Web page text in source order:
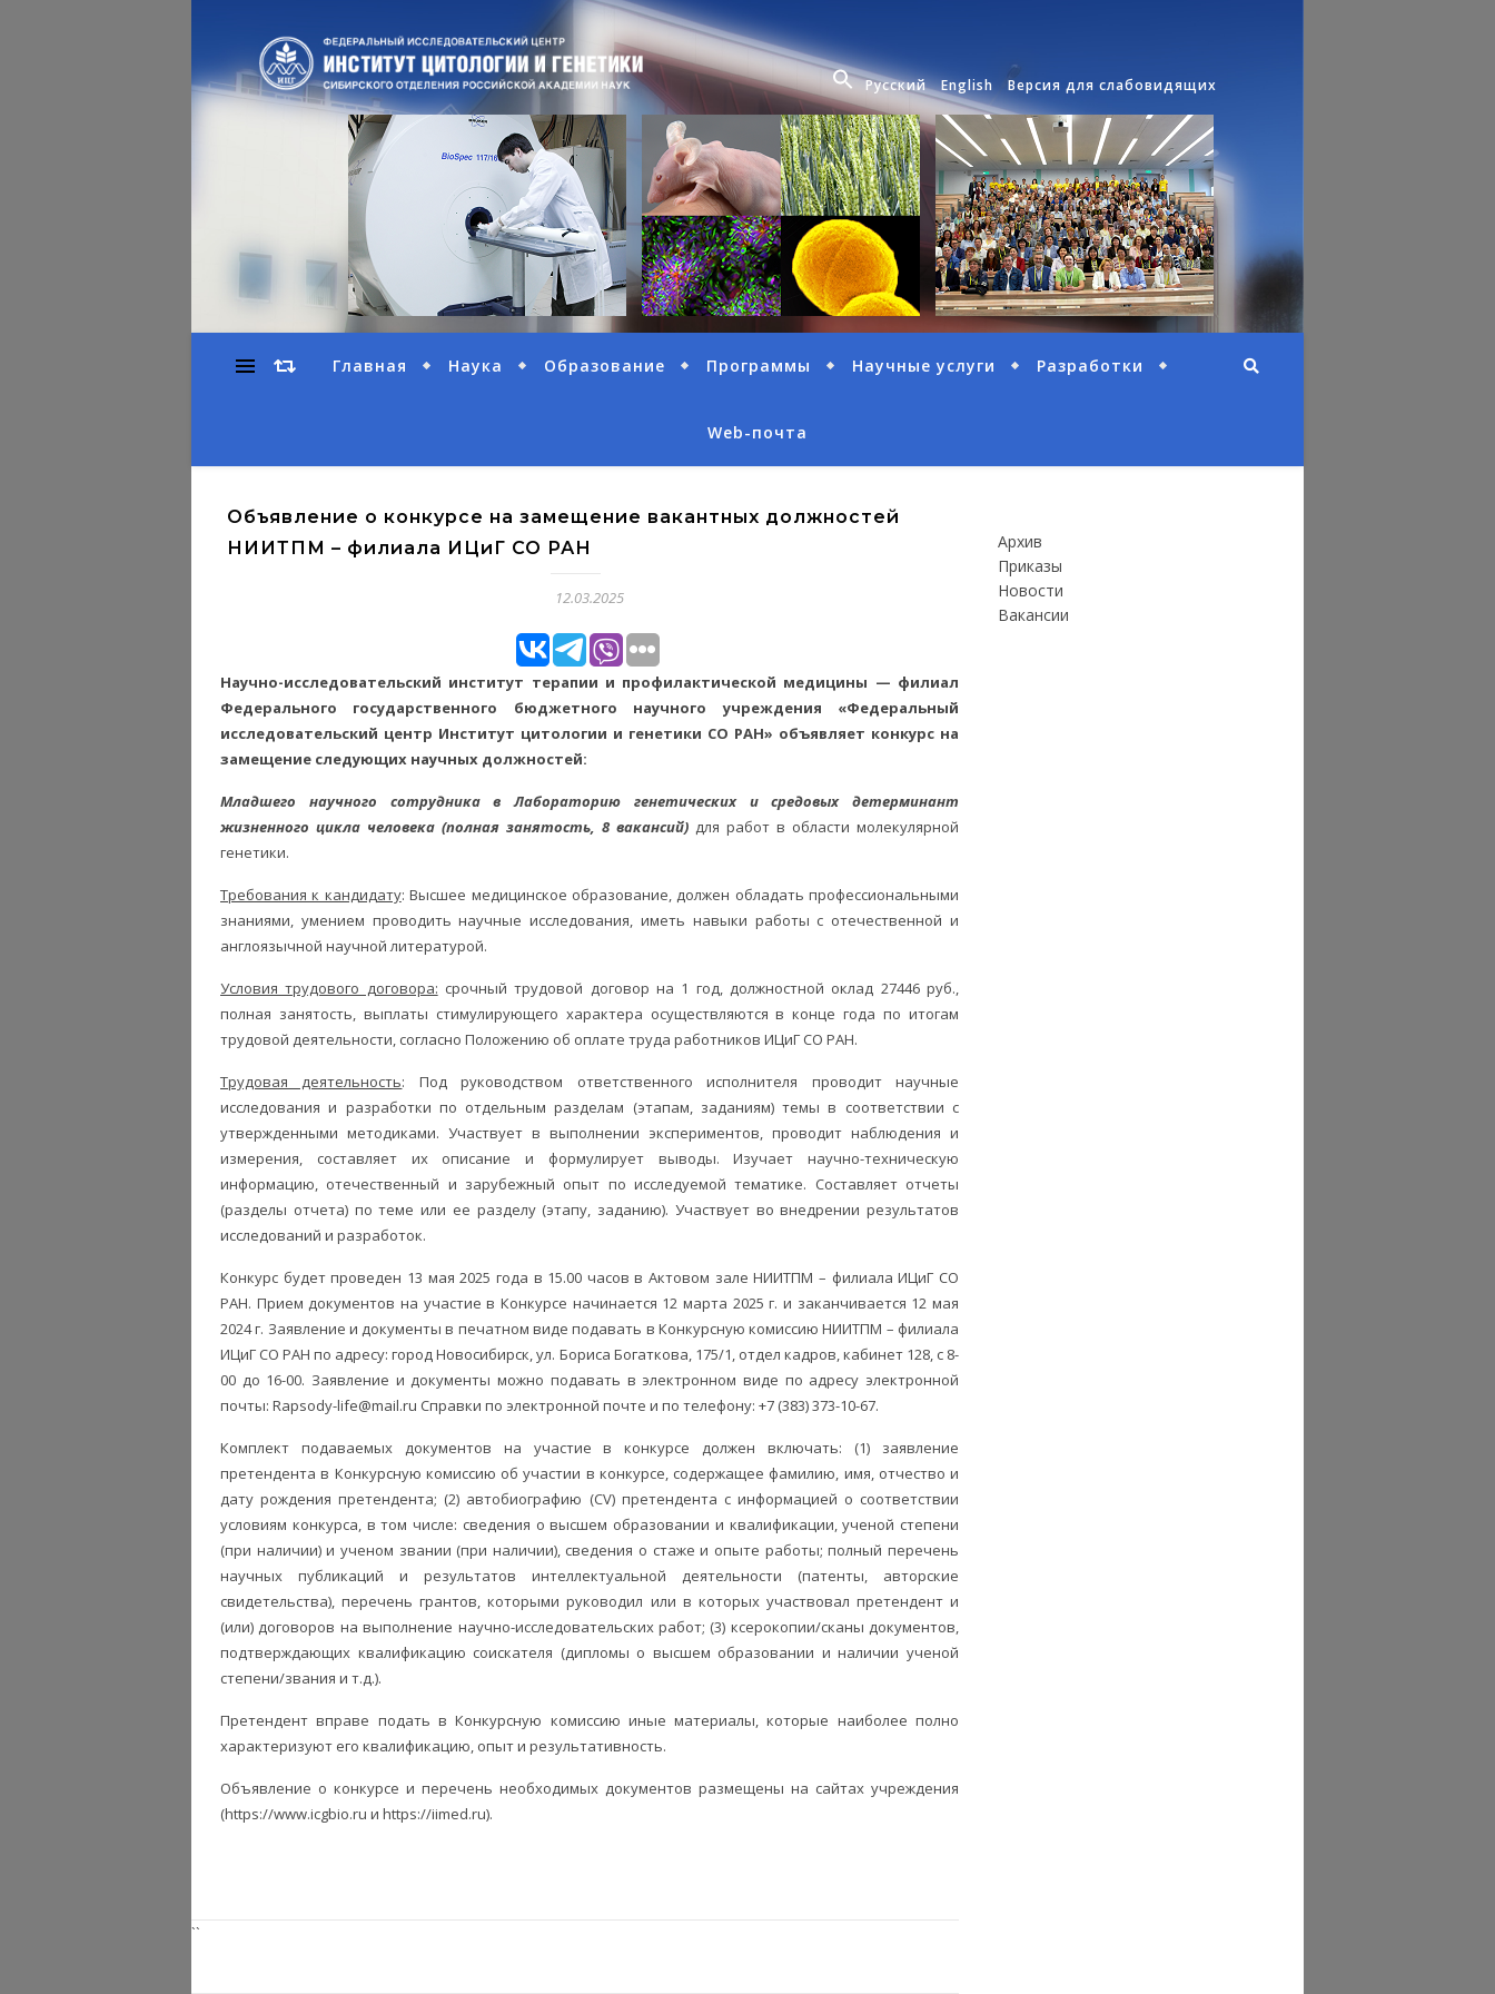
Русский English Версия для слабовидящих
Главная Наука Образование Программы Научные услуги Разработки
Web-почта
Объявление о конкурсе на замещение вакантных должностей
НИИТПМ – филиала ИЦиГ СО РАН
12.03.2025
Научно-исследовательский институт терапии и профилактической медицины — филиал
Федерального государственного бюджетного научного учреждения «Федеральный
исследовательский центр Институт цитологии и генетики СО РАН» объявляет конкурс на
замещение следующих научных должностей:
Младшего научного сотрудника в Лабораторию генетических и средовых детерминант
жизненного цикла человека (полная занятость, 8 вакансий) для работ в области молекулярной
генетики.
Требования к кандидату: Высшее медицинское образование, должен обладать профессиональными
знаниями, умением проводить научные исследования, иметь навыки работы с отечественной и
англоязычной научной литературой.
Условия трудового договора: срочный трудовой договор на 1 год, должностной оклад 27446 руб.,
полная занятость, выплаты стимулирующего характера осуществляются в конце года по итогам
трудовой деятельности, согласно Положению об оплате труда работников ИЦиГ СО РАН.
Трудовая деятельность: Под руководством ответственного исполнителя проводит научные
исследования и разработки по отдельным разделам (этапам, заданиям) темы в соответствии с
утвержденными методиками. Участвует в выполнении экспериментов, проводит наблюдения и
измерения, составляет их описание и формулирует выводы. Изучает научно-техническую
информацию, отечественный и зарубежный опыт по исследуемой тематике. Составляет отчеты
(разделы отчета) по теме или ее разделу (этапу, заданию). Участвует во внедрении результатов
исследований и разработок.
Конкурс будет проведен 13 мая 2025 года в 15.00 часов в Актовом зале НИИТПМ – филиала ИЦиГ СО
РАН. Прием документов на участие в Конкурсе начинается 12 марта 2025 г. и заканчивается 12 мая
2024 г. Заявление и документы в печатном виде подавать в Конкурсную комиссию НИИТПМ – филиала
ИЦиГ СО РАН по адресу: город Новосибирск, ул. Бориса Богаткова, 175/1, отдел кадров, кабинет 128, с 8-
00 до 16-00. Заявление и документы можно подавать в электронном виде по адресу электронной
почты: Rapsody-life@mail.ru Справки по электронной почте и по телефону: +7 (383) 373-10-67.
Комплект подаваемых документов на участие в конкурсе должен включать: (1) заявление
претендента в Конкурсную комиссию об участии в конкурсе, содержащее фамилию, имя, отчество и
дату рождения претендента; (2) автобиографию (CV) претендента с информацией о соответствии
условиям конкурса, в том числе: сведения о высшем образовании и квалификации, ученой степени
(при наличии) и ученом звании (при наличии), сведения о стаже и опыте работы; полный перечень
научных публикаций и результатов интеллектуальной деятельности (патенты, авторские
свидетельства), перечень грантов, которыми руководил или в которых участвовал претендент и
(или) договоров на выполнение научно-исследовательских работ; (3) ксерокопии/сканы документов,
подтверждающих квалификацию соискателя (дипломы о высшем образовании и наличии ученой
степени/звания и т.д.).
Претендент вправе подать в Конкурсную комиссию иные материалы, которые наиболее полно
характеризуют его квалификацию, опыт и результативность.
Объявление о конкурсе и перечень необходимых документов размещены на сайтах учреждения
(https://www.icgbio.ru и https://iimed.ru).
``
Архив
Приказы
Новости
Вакансии